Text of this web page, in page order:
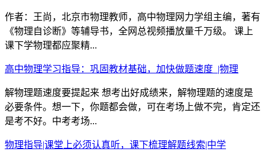
作者：王尚，北京市物理教师，高中物理网力学组主编，著有
《物理自诊断》等辅导书，全网总视频播放量千万级。 课上
课下学物理都应聚精...
高中物理学习指导：巩固教材基础，加快做题速度_|物理
解物理题速度要提起来 想考出好成绩来，解物理题的速度是
必要条件。想一下，你题都会做，可在考场上做不完，肯定还
是考不好。中考考场...
物理指导|课堂上必须认真听，课下梳理解题线索|中学